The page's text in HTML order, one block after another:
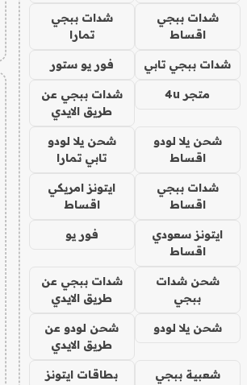
شدات ببجي
اقساط
شدات ببجي
تمارا
شدات ببجي تابي فور يو ستور
متجر 4u
شدات ببجي عن
طريق الايدي
شحن يلا لودو
اقساط
شحن يلا لودو
تابي تمارا
شدات ببجي
اقساط
ايتونز امريكي
اقساط
ايتونز سعودي
اقساط
فور يو
شحن شدات
ببجي
شدات ببجي عن
طريق الايدي
شحن يلا لودو
شحن لودو عن
طريق الايدي
شعبية ببجي بطاقات ايتونز